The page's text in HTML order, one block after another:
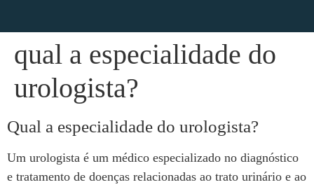
qual a especialidade do
urologista?
Qual a especialidade do urologista?
Um urologista é um médico especializado no diagnóstico
e tratamento de doenças relacionadas ao trato urinário e ao